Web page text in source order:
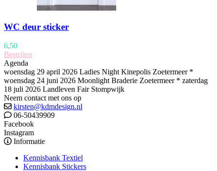
WC deur sticker
6,50
Bestellen
Agenda
woensdag 29 april 2026 Ladies Night Kinepolis Zoetermeer *
woensdag 24 juni 2026 Moonlight Braderie Zoetermeer * zaterdag
18 juli 2026 Landleven Fair Stompwijk
Neem contact met ons op
kirsten@kdmdesign.nl
06-50439909
Facebook
Instagram
Informatie
Kennisbank Textiel
Kennisbank Stickers